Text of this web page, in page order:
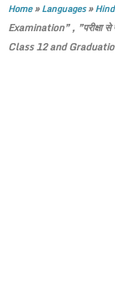
Home»Languages»
Examination” ,
Class 12 and